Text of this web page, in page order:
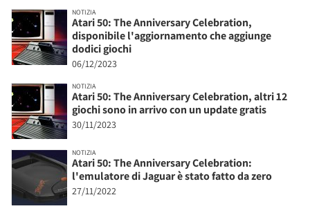
NOTIZIA
Atari 50: The Anniversary Celebration,
disponibile l'aggiornamento che aggiunge
dodici giochi
06/12/2023
NOTIZIA
Atari 50: The Anniversary Celebration, altri 12
giochi sono in arrivo con un update gratis
30/11/2023
NOTIZIA
Atari 50: The Anniversary Celebration:
l'emulatore di Jaguar è stato fatto da zero
27/11/2022